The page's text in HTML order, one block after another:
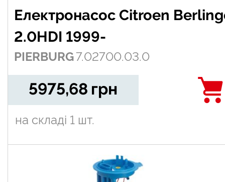
Електронасос Citroen Berlingo
2.0HDI 1999-
PIERBURG7.02700.03.0
5975,68 грн
на складі 1 шт.